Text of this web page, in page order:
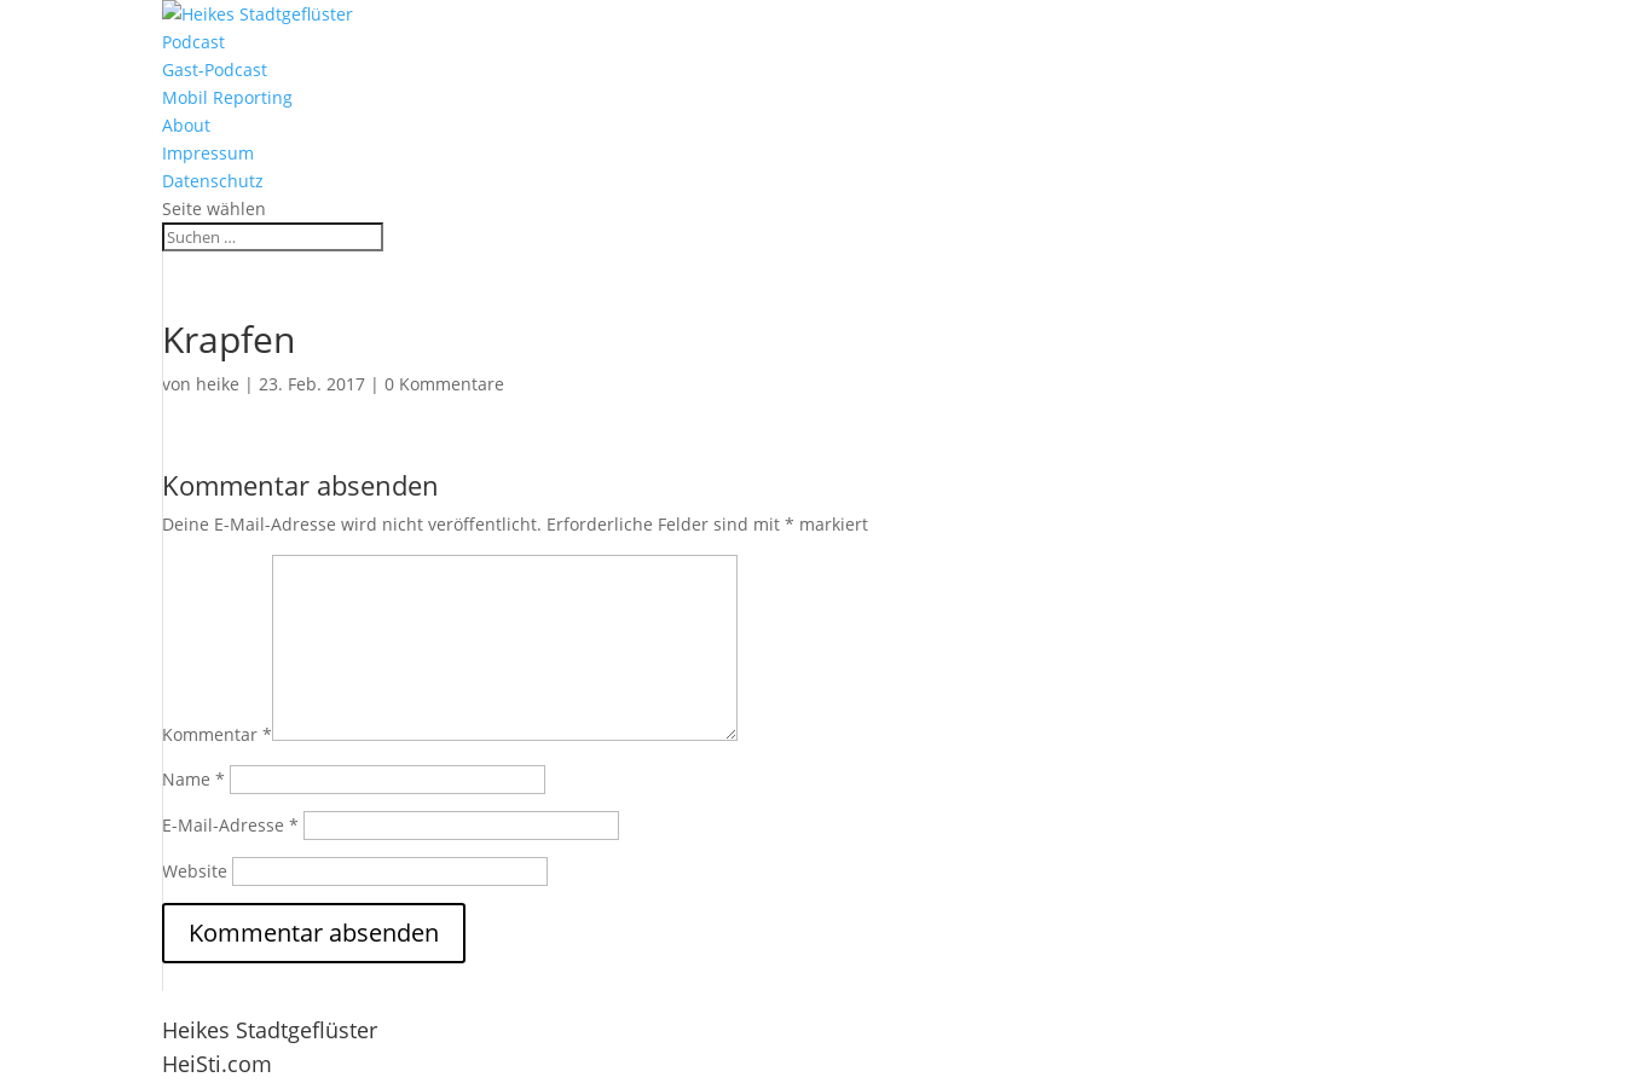
Podcast
Gast-Podcast
Mobil Reporting
About
Impressum
Datenschutz
Seite wählen
Krapfen
von heike |23. Feb. 2017 |0 Kommentare
Kommentar absenden
Deine E-Mail-Adresse wird nicht veröffentlicht. Erforderliche Felder sind mit* markiert
Kommentar*
Name*
E-Mail-Adresse*
Website
Heikes Stadtgeflüster
HeiSti.com